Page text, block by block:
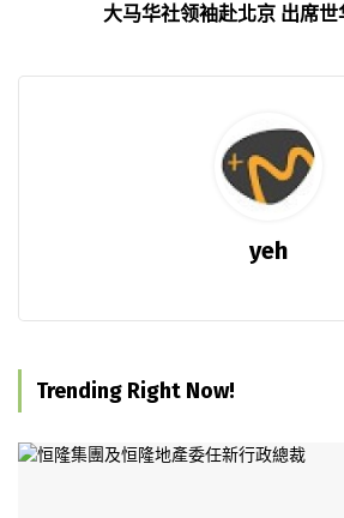
大马华社领袖赴北京 出席
yeh
Trending Right Now!